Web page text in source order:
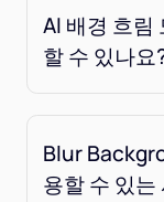
AI 배경 흐림
할 수 있나요
Blur
용할 수 있는